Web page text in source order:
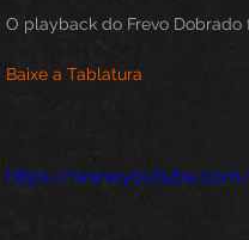
O playback do Frevo
Baixe a Tablatura
https://